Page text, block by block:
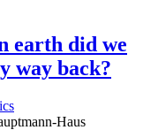
earth did we
way back?
Haus